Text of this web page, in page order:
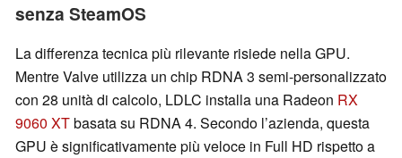
senza SteamOS
La differenza tecnica più rilevante risiede nella GPU.
Mentre Valve utilizza un chip RDNA 3 semi-personalizzato
con 28 unità di calcolo, LDLC installa una Radeon RX
9060 XTbasata su RDNA 4. Secondo l’azienda, questa
GPU è significativamente più veloce in Full HD rispetto a